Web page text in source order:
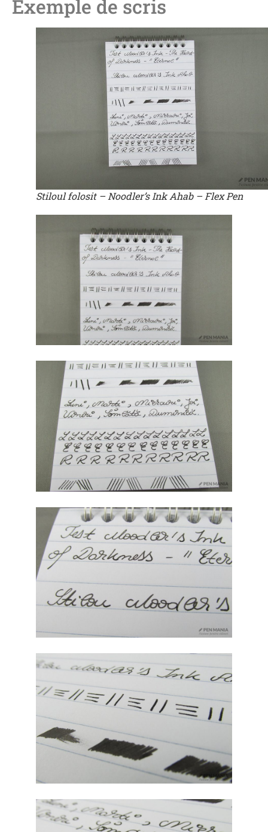
Exemple de scris
Stiloul folosit – Noodler’s Ink Ahab – Flex Pen